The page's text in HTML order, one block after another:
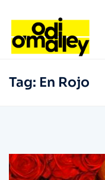
Tag: En Rojo